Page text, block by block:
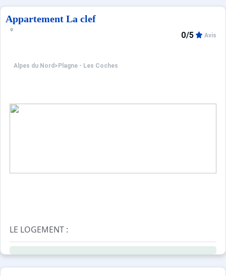
Appartement La clef
Alpes du Nord > Plagne - Les Coches
0/5 Avis
LE LOGEMENT :
Cet appartement 2 pièces de 34 m², classé 1 étoile, est
- une chambre avec 1 lit double
- un séjour avec 1 canapé convertible et 1 lit simple, 1